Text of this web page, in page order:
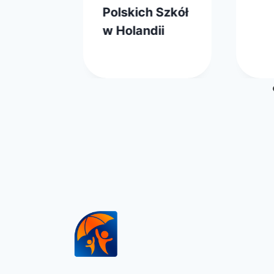
Polskich Szkół
w Holandii